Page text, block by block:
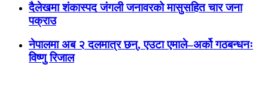
दैलेखमा शंकास्पद जंगली जनावरको मासुसहित चार जना
पक्राउ
नेपालमा अब २ दलमात्र छन्, एउटा एमाले–अर्को गठबन्धनः
विष्णु रिजाल